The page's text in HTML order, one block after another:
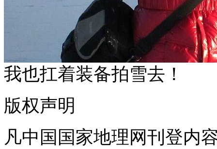
我也扛着装备拍雪去！
版权声明
凡中国国家地理网刊登内